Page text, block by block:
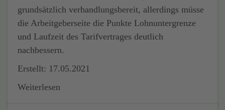
grundsätzlich verhandlungsbereit, allerdings müsse
die Arbeitgeberseite die Punkte Lohnuntergrenze
und Laufzeit des Tarifvertrages deutlich
nachbessern.
Erstellt: 17.05.2021
Weiterlesen